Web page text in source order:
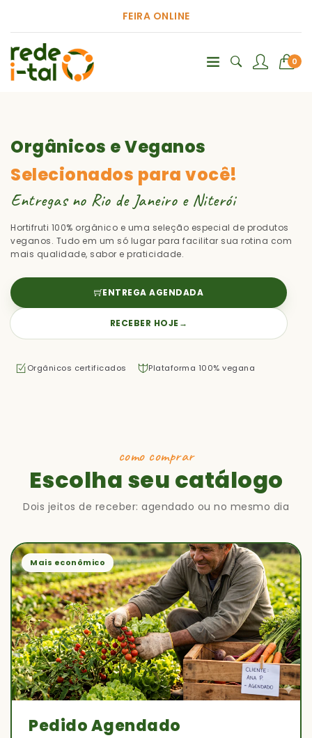
FEIRA ONLINE
0
Orgânicos e Veganos
Selecionados para você!
Entregas no Rio de Janeiro e Niterói
Hortifruti 100% orgânico e uma seleção especial de produtos
veganos. Tudo em um só lugar para facilitar sua rotina com
mais qualidade, sabor e praticidade.
ENTREGA AGENDADA
RECEBER HOJE →
Orgânicos certificados Plataforma 100% vegana
como comprar
Escolha seu catálogo
Dois jeitos de receber: agendado ou no mesmo dia
Mais econômico
Pedido Agendado